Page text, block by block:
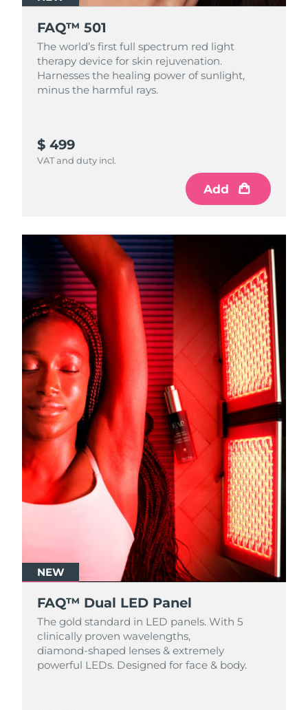
FAQ™ 501
The world’s first full spectrum red light
therapy device for skin rejuvenation.
Harnesses the healing power of sunlight,
minus the harmful rays.
$ 499
VAT and duty incl.
Add
NEW
FAQ™ Dual LED Panel
The gold standard in LED panels. With 5
clinically proven wavelengths,
diamond‑shaped lenses & extremely
powerful LEDs. Designed for face & body.